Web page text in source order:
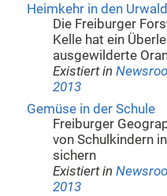
Heimkehr in den Urwald
Die Freiburger
Kelle hat ein
ausgewilderte
Existiert in
2013
Gemüse in der Schule
Freiburger
von Schulkindern
sichern
Existiert in
2013